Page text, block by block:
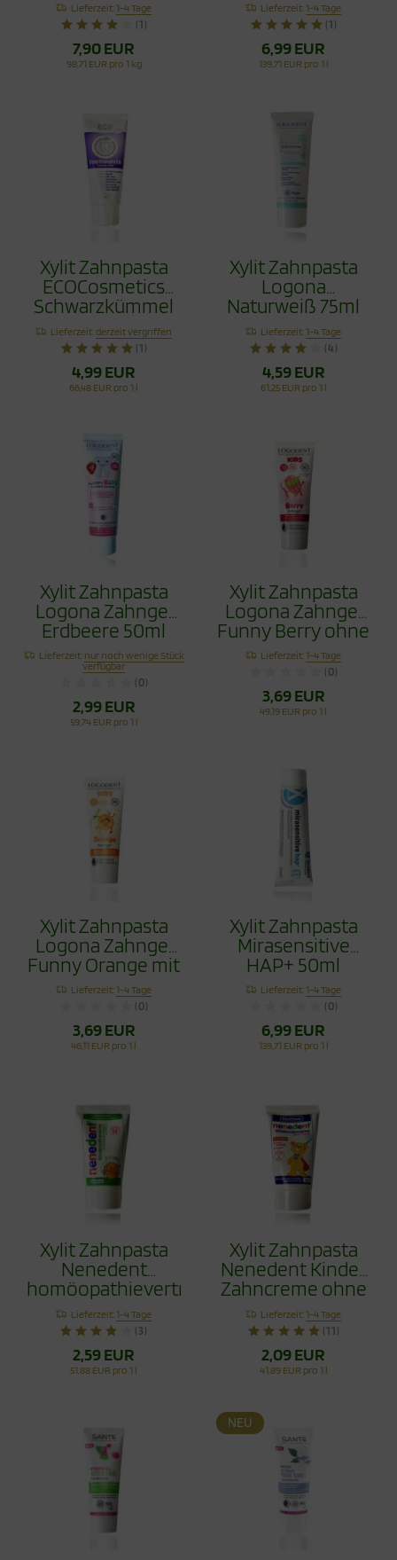
Lieferzeit:1-4 Tage
(1)
7,90 EUR
98,71 EUR pro 1 kg
Fluoridfrei 75ml
Lieferzeit:1-4 Tage
(1)
6,99 EUR
139,71 EUR pro 1 l
Xylit Zahnpasta
ECOCosmetics
Schwarzkümmel
Fluoridfrei 75ml
Lieferzeit:derzeit vergriffen
(1)
4,99 EUR
66,48 EUR pro 1 l
Xylit Zahnpasta
Logona
Naturweiß 75ml
Lieferzeit:1-4 Tage
(4)
4,59 EUR
61,25 EUR pro 1 l
Xylit Zahnpasta
Logona Zahngel
Erdbeere 50ml
Lieferzeit: nur noch wenige Stück
verfügbar
(0)
2,99 EUR
59,74 EUR pro 1 l
Xylit Zahnpasta
Logona Zahngel
Funny Berry ohne
Fluorid 75ml
Lieferzeit:1-4 Tage
(0)
3,69 EUR
49,19 EUR pro 1 l
Xylit Zahnpasta
Logona Zahngel
Funny Orange mit
Hydroxyapapitit
75ml
Lieferzeit:1-4 Tage
(0)
3,69 EUR
46,11 EUR pro 1 l
Xylit Zahnpasta
Mirasensitive
HAP+ 50ml
Lieferzeit:1-4 Tage
(0)
6,99 EUR
139,71 EUR pro 1 l
Xylit Zahnpasta
Nenedent
homöopathieverträglich
50ml
Lieferzeit:1-4 Tage
(3)
2,59 EUR
51,88 EUR pro 1 l
Xylit Zahnpasta
Nenedent Kinder
Zahncreme ohne
Fluorid 50ml
Lieferzeit:1-4 Tage
(11)
2,09 EUR
41,89 EUR pro 1 l
NEU